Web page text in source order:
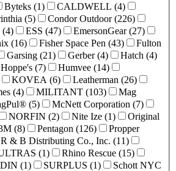
Byteks (1)
CALDWELL (4)
Carinthia (5)
Condor Outdoor (226)
Cove Shoe Company (4)
ESS (47)
EmersonGear (27)
Fenix (16) Fisher Space Pen (43)
Fulton
Garsing (21) Gerber (4)
Hatch (4)
Hoppe's (7)
Humvee (14)
KOVEA (6)
Leatherman (26)
Limes (4) MILITANT (103)
Mag
MagPul® (5)
McNett Corporation (7)
NORFIN (2) Nite Ize (1)
Original
Peltor 3M (8) Pentagon (126)
Propper
R & B Distributing Co., Inc. (11)
RUSULTRAS (1)
Rhino Rescue (15)
SORDIN (1) SURPLUS (1)
Schott NYC